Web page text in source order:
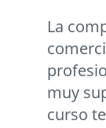
La
muy
curso